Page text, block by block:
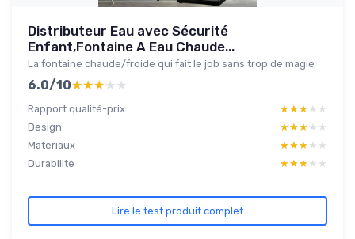
Distributeur Eau avec Sécurité
Enfant,Fontaine A Eau Chaude...
La fontaine chaude/froide qui fait le job sans trop de magie
6.0/10★★★★★
★★★★★
Rapport qualité-prix ★★★★★
★★★★★
Design
★★★★★
★★★★★
Materiaux
★★★★★
★★★★★
Durabilite
★★★★★
★★★★★
Lire le test produit complet